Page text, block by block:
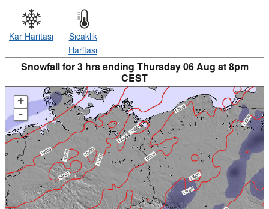
Kar Haritası
Sıcaklık
Haritası
Snowfall for 3 hrs ending Thursday 06 Aug at 8pm
CEST
+
-